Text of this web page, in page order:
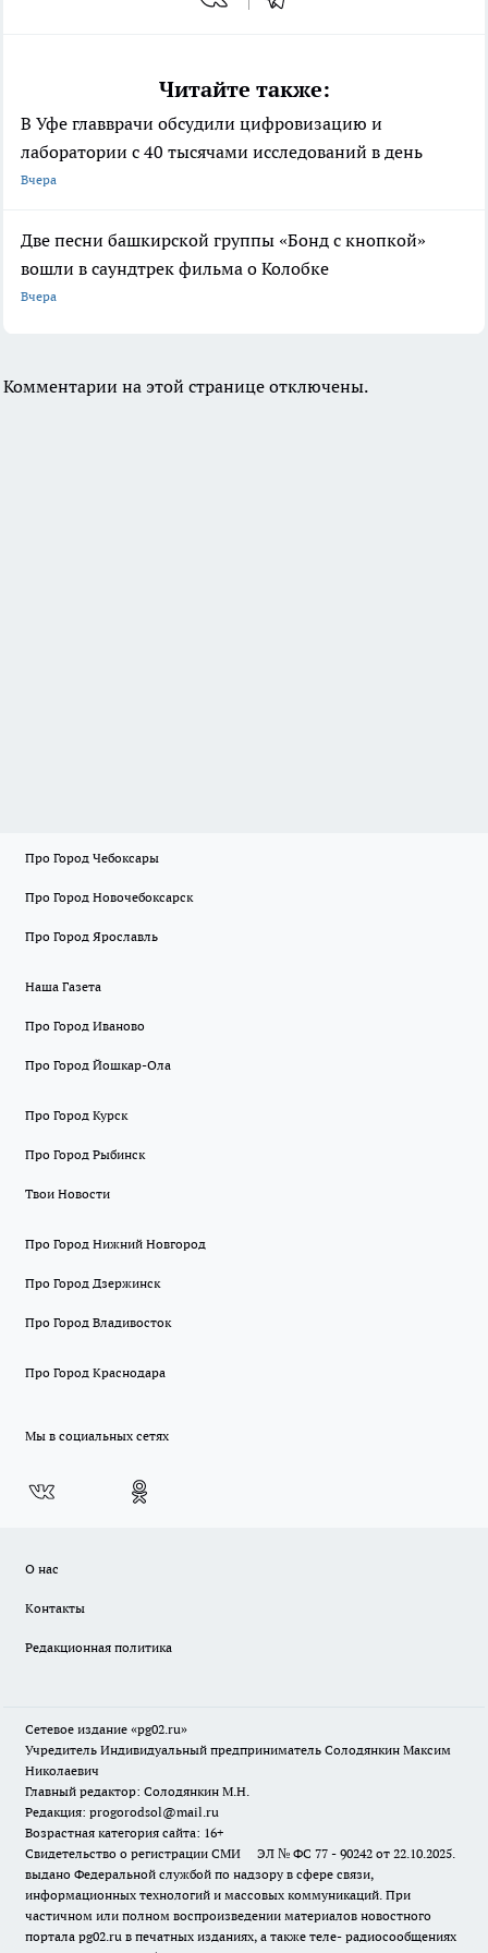
Читайте также:
В Уфе главврачи обсудили цифровизацию и
лаборатории с 40 тысячами исследований в день
Вчера
Две песни башкирской группы «Бонд с кнопкой»
вошли в саундтрек фильма о Колобке
Вчера
Комментарии на этой странице отключены.
Про Город Чебоксары
Про Город Новочебоксарск
Про Город Ярославль
Наша Газета
Про Город Иваново
Про Город Йошкар-Ола
Про Город Курск
Про Город Рыбинск
Твои Новости
Про Город Нижний Новгород
Про Город Дзержинск
Про Город Владивосток
Про Город Краснодара
Мы в социальных сетях
О нас
Контакты
Редакционная политика
Сетевое издание «pg02.ru»
Учредитель Индивидуальный предприниматель Солодянкин Максим
Николаевич
Главный редактор: Солодянкин М.Н.
Редакция: progorodsol@mail.ru
Возрастная категория сайта: 16+
Свидетельство о регистрации СМИ ЭЛ № ФС 77 - 90242 от 22.10.2025.
выдано Федеральной службой по надзору в сфере связи,
информационных технологий и массовых коммуникаций. При
частичном или полном воспроизведении материалов новостного
портала pg02.ru в печатных изданиях, а также теле- радиосообщениях